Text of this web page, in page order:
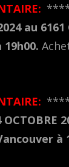
au 6161
à